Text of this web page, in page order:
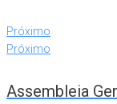
Próximo
Próximo
Assembleia